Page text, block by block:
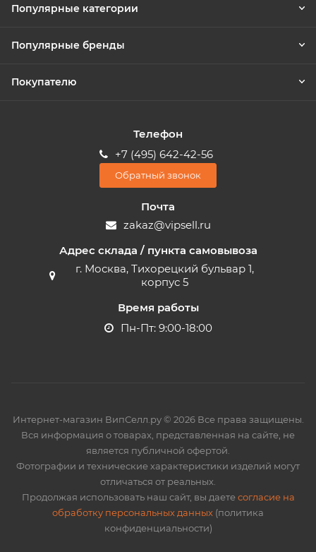
Популярные категории
Популярные бренды
Покупателю
Телефон
+7 (495) 642-42-56
Обратный звонок
Почта
zakaz@vipsell.ru
Адрес склада / пункта самовывоза
г. Москва, Тихорецкий бульвар 1,
корпус 5
Время работы
Пн-Пт: 9:00-18:00
Интернет-магазин ВипСелл.ру © 2026 Все права защищены.
Вся информация о товарах, представленная на сайте, не
является публичной офертой.
Фотографии и технические характеристики изделий могут
отличаться от реальных.
Продолжая использовать наш сайт, вы даетесогласие на
обработку персональных данных (политика
конфиденциальности)